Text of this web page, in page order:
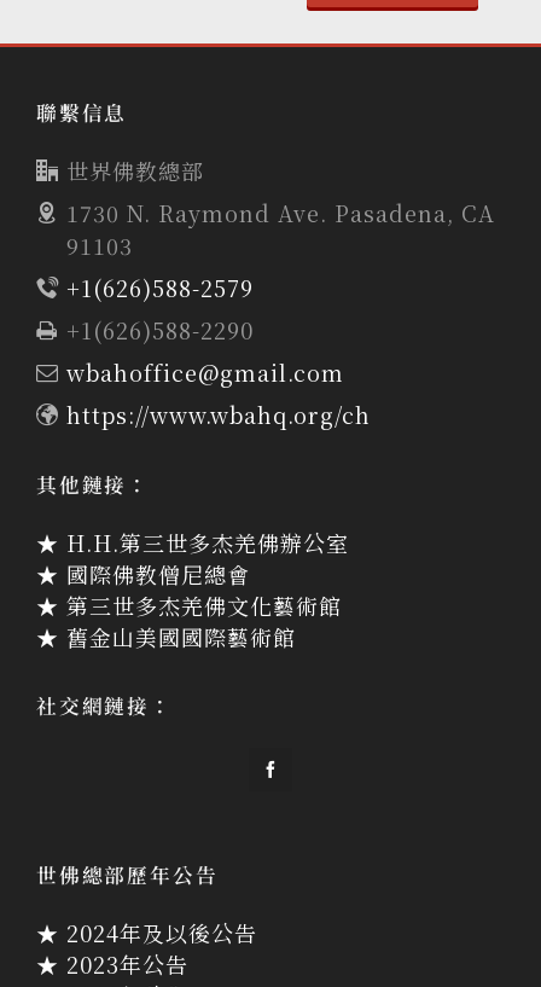
聯繫信息
世界佛教總部
1730 N. Raymond Ave. Pasadena, CA
91103
+1(626)588-2579
+1(626)588-2290
wbahoffice@gmail.com
https://www.wbahq.org/ch
其他鏈接：
★ H.H.第三世多杰羌佛辦公室
★ 國際佛教僧尼總會
★ 第三世多杰羌佛文化藝術館
★ 舊金山美國國際藝術館
社交網鏈接：
世佛總部歷年公告
★ 2024年及以後公告
★ 2023年公告